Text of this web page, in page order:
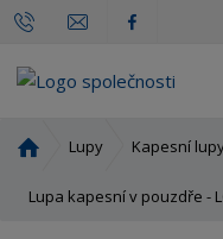
o
Lupy Kapesní
Lupa kapesní v pouzdře -